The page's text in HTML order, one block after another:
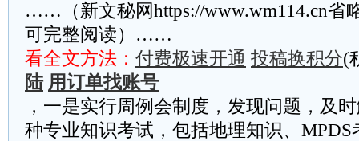
……（新文秘网https://www.wm114.cn省
可完整阅读）……
看全文方法： 付费极速开通 投稿换积分(
陆 用订单找账号
，一是实行周例会制度，发现问题，及
种专业知识考试，包括地理知识、